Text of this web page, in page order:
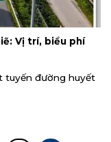
Vị trí, biểu phí
tuyến đường huyết